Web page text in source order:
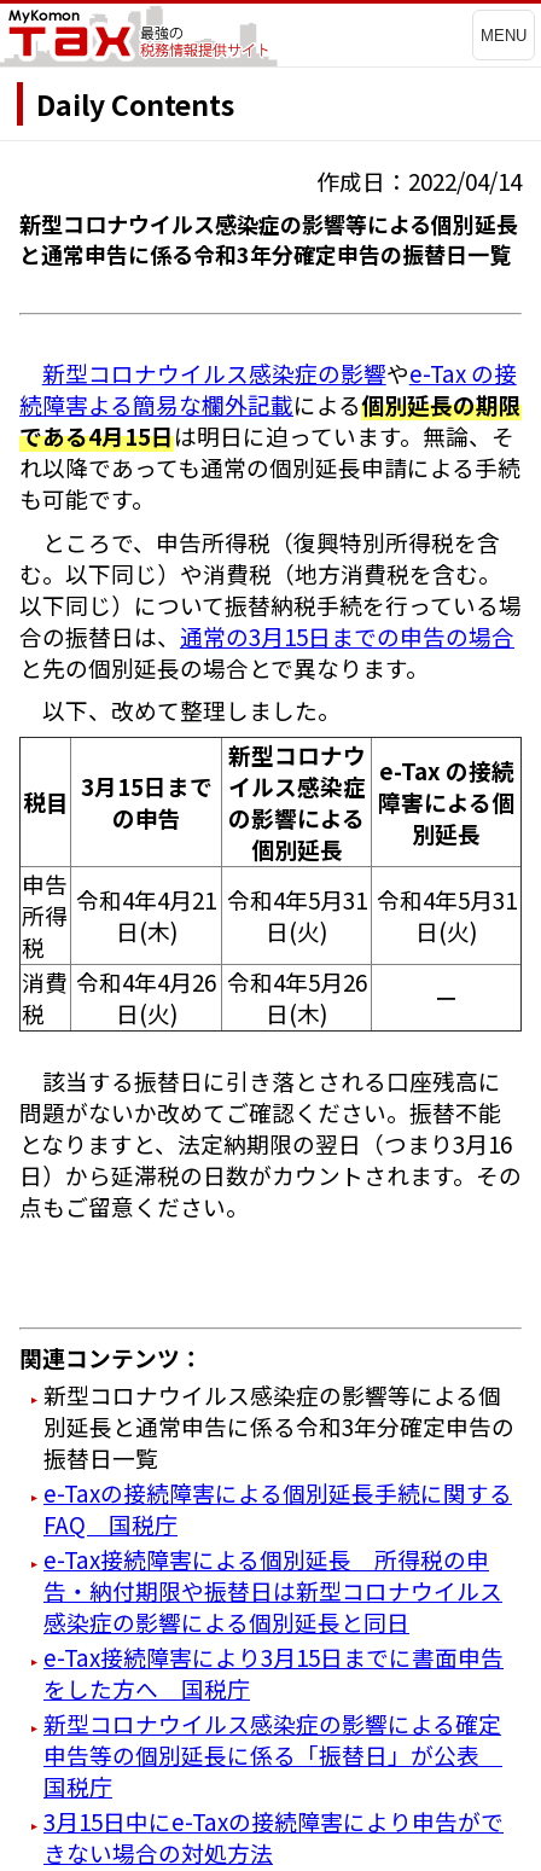
MENU
Daily Contents
作成日：2022/04/14
新型コロナウイルス感染症の影響等による個別延長
と通常申告に係る令和3年分確定申告の振替日一覧
新型コロナウイルス感染症の影響やe-Tax の接
続障害よる簡易な欄外記載による個別延長の期限
である4月15日は明日に迫っています。無論、そ
れ以降であっても通常の個別延長申請による手続
も可能です。
ところで、申告所得税（復興特別所得税を含
む。以下同じ）や消費税（地方消費税を含む。
以下同じ）について振替納税手続を行っている場
合の振替日は、 通常の3月15日までの申告の場合
と先の個別延長の場合とで異なります。
以下、改めて整理しました。
税目 3月15日まで
の申告
新型コロナウ
イルス感染症
の影響による
個別延長
e-Tax の接続
障害による個
別延長
申告
所得
税
令和4年4月21
日(木)
令和4年5月31
日(火)
令和4年5月31
日(火)
消費
税
令和4年4月26
日(火)
令和4年5月26
日(木)
ー
該当する振替日に引き落とされる口座残高に
問題がないか改めてご確認ください。振替不能
となりますと、法定納期限の翌日（つまり3月16
日）から延滞税の日数がカウントされます。その
点もご留意ください。
関連コンテンツ：
新型コロナウイルス感染症の影響等による個
別延長と通常申告に係る令和3年分確定申告の
振替日一覧
e-Taxの接続障害による個別延長手続に関する
FAQ 国税庁
e-Tax接続障害による個別延長 所得税の申
告・納付期限や振替日は新型コロナウイルス
感染症の影響による個別延長と同日
e-Tax接続障害により3月15日までに書面申告
をした方へ 国税庁
新型コロナウイルス感染症の影響による確定
申告等の個別延長に係る「振替日」が公表
国税庁
3月15日中にe-Taxの接続障害により申告がで
きない場合の対処方法